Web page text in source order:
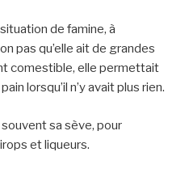
de famine, à
pas qu’elle ait de grandes
comestible, elle permettait
lorsqu’il n’y avait plus rien.
sa sève, pour
et liqueurs.